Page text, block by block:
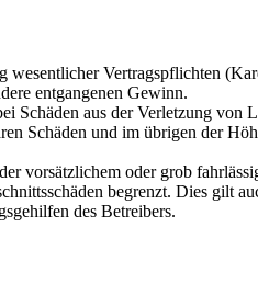
Vertragspflichten
entgangenen Gewinn.
Schäden aus der Verletzung von
Schäden und im übrigen der
vorsätzlichem oder grob
begrenzt. Dies gilt
des Betreibers.